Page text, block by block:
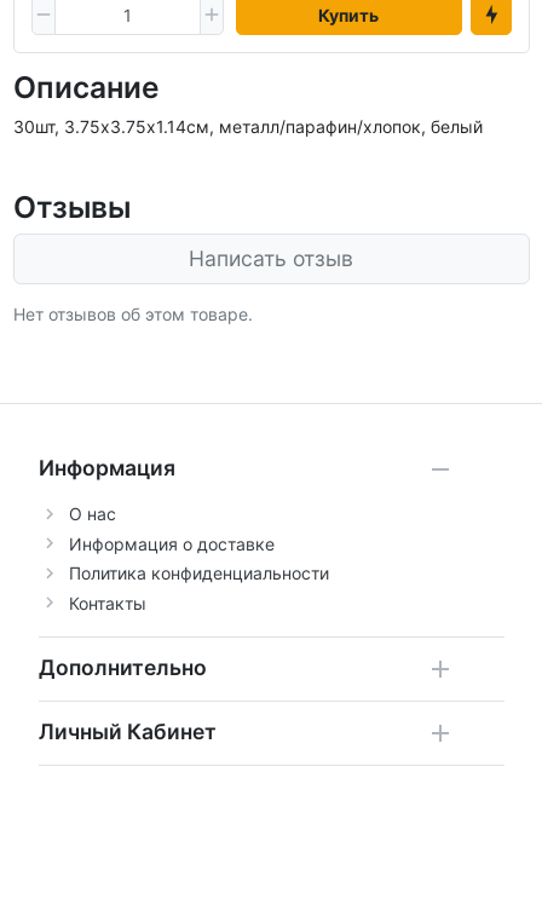
Купить
Описание
30шт, 3.75х3.75х1.14см, металл/парафин/хлопок, белый
Отзывы
Написать отзыв
Нет отзывов об этом товаре.
Информация
О нас
Информация о доставке
Политика конфиденциальности
Контакты
Дополнительно
Личный Кабинет